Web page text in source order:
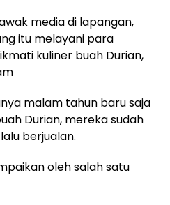
media di lapangan,
itu melayani para
kuliner buah Durian,
malam tahun baru saja
Durian, mereka sudah
berjualan.
oleh salah satu